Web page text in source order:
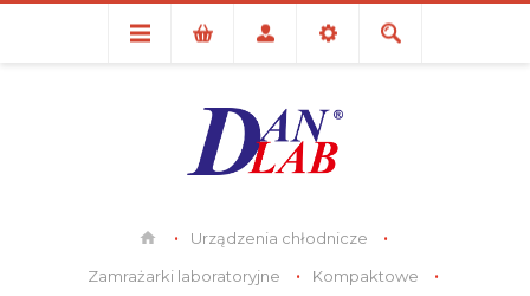
Urządzenia chłodnicze
Zamrażarki laboratoryjne
Kompaktowe